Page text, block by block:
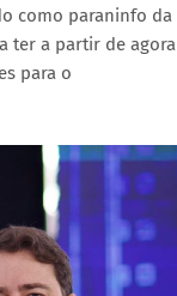
como paraninfo da
ter a partir de agora
para o